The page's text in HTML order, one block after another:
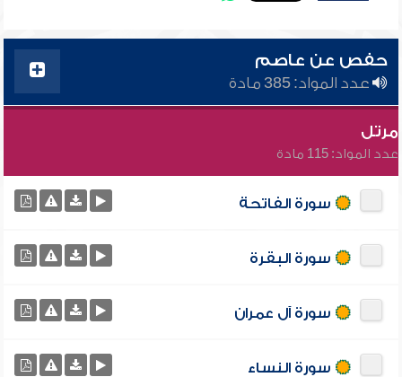
حفص عن عاصم
عدد المواد: 385 مادة
مرتل
عدد المواد: 115 مادة
سورة الفاتحة
سورة البقرة
سورة آل عمران
سورة النساء